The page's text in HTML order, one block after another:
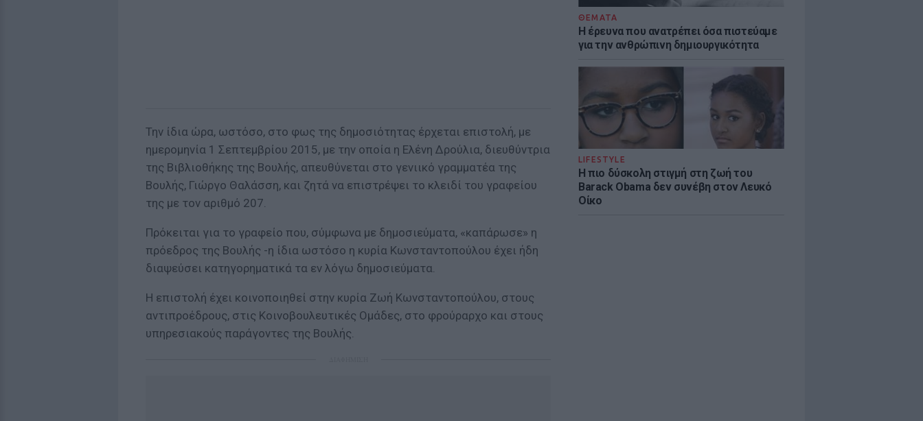
ΘΕΜΑΤΑ
Η έρευνα που ανατρέπει όσα πιστεύαμε
για την ανθρώπινη δημιουργικότητα
LIFESTYLE
Η πιο δύσκολη στιγμή στη ζωή του
Barack Obama δεν συνέβη στον Λευκό
Οίκο
Την ίδια ώρα, ωστόσο, στο φως της δημοσιότητας έρχεται επιστολή, με
ημερομηνία 1 Σεπτεμβρίου 2015, με την οποία η Ελένη Δρούλια, διευθύντρια
της Βιβλιοθήκης της Βουλής, απευθύνεται στο γενιικό γραμματέα της
Βουλής, Γιώργο Θαλάσση, και ζητά να επιστρέψει το κλειδί του γραφείου
της με τον αριθμό 207.
Πρόκειται για το γραφείο που, σύμφωνα με δημοσιεύματα, «καπάρωσε» η
πρόεδρος της Βουλής -η ίδια ωστόσο η κυρία Κωνσταντοπούλου έχει ήδη
διαψεύσει κατηγορηματικά τα εν λόγω δημοσιεύματα.
Η επιστολή έχει κοινοποιηθεί στην κυρία Ζωή Κωνσταντοπούλου, στους
αντιπροέδρους, στις Κοινοβουλευτικές Ομάδες, στο φρούραρχο και στους
υπηρεσιακούς παράγοντες της Βουλής.